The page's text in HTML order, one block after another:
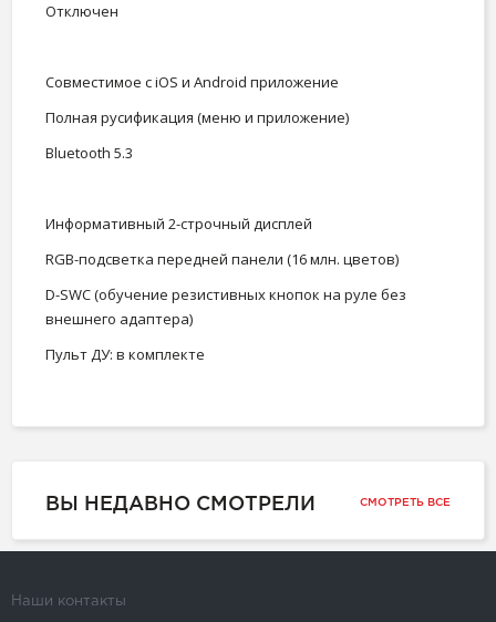
Отключен
Совместимое с iOS и Android приложение
Полная русификация (меню и приложение)
Bluetooth 5.3
Информативный 2-строчный дисплей
RGB-подсветка передней панели (16 млн. цветов)
D-SWC (обучение резистивных кнопок на руле без
внешнего адаптера)
Пульт ДУ: в комплекте
ВЫ НЕДАВНО СМОТРЕЛИ СМОТРЕТЬ ВСЕ
Наши контакты